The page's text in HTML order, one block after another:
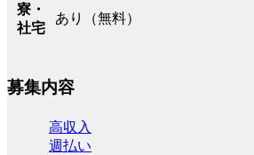
寮・
社宅
あり（無料）
募集内容
高収入
週払い